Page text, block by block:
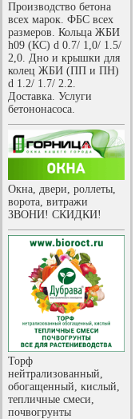
Производство бетона
всех марок. ФБС всех
размеров. Кольца ЖБИ
h09 (КС) d 0.7/ 1,0/ 1.5/
2,0. Дно и крышки для
колец ЖБИ (ПП и ПН)
d 1.2/ 1.7/ 2.2.
Доставка. Услуги
бетононасоса.
Окна, двери, роллеты,
ворота, витражи
ЗВОНИ! СКИДКИ!
Торф
нейтрализованный,
обогащенный, кислый,
тепличные смеси,
почвогрунты